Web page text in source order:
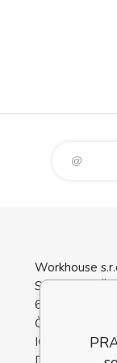
Workhouse
Svatopluka
688 01
Česká Republika
IČO: